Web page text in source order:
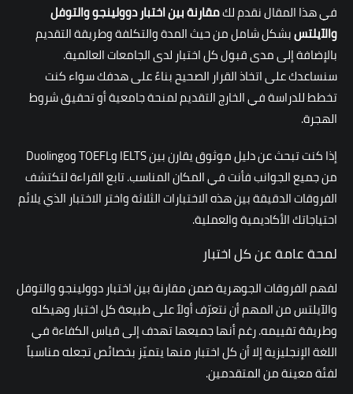
في هذا المقال نقدم لكمقارنة بين اختبار دوولينجو والتوفل
والآيلتسبشكل شامل من حيث المدة والتكلفة وطريقة التقديم
بالإضافة إلى مدى قبول كل اختبار لدى الجامعات العالمية.
سنساعدك على اتخاذ القرار الصحيح بناءً على هدفك سواء كنت
تخطط للدراسة في الخارج التقديم لمنحة جامعية أو تحقيق شروط
الهجرة.
إذا كنت تبحث عن دليل موثوق يقارن بين IELTS وTOEFL وDuolingo
من جميع الجوانب فأنت في المكان المناسب. تابع القراءة لتكتشف
الفروقات الدقيقة بين هذه الاختبارات الثلاثة واختر الاختبار الذي يلائم
احتياجاتك الأكاديمية والعملية.
لمحة عامة عن كل اختبار
لفهم الفروقات الجوهرية ضمن مقارنة بين اختبار دوولينجو والتوفل
والآيلتس من المهم أن نتعرّف أولاً على طبيعة كل اختبار وهيكله
وطريقة تقييمه. رغم أنها جميعها تهدف إلى قياس الكفاءة في
اللغة الإنجليزية إلا أن كل اختبار منها يتميّز بخصائص تجعله مناسباً
لفئة معينة من المتقدمين.